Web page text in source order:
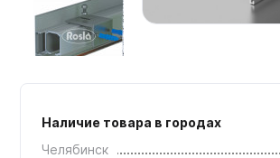
Наличие товара в городах
Челябинск